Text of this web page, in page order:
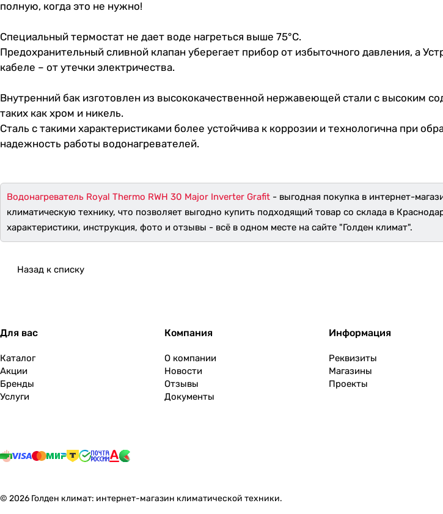
полную, когда это не нужно!
Специальный термостат не дает воде нагреться выше 75°C.
Предохранительный сливной клапан уберегает прибор от избыточного давления, а
кабеле – от утечки электричества.
Внутренний бак изготовлен из высококачественной нержавеющей стали с высоким
таких как хром и никель.
Сталь с такими характеристиками более устойчива к коррозии и технологична при
надежность работы водонагревателей.
Водонагреватель Royal Thermo RWH 30 Major Inverter Grafit - выгодная покупка в интернет-
климатическую технику, что позволяет выгодно купить подходящий товар со склада в
характеристики, инструкция, фото и отзывы - всё в одном месте на сайте "Голден климат".
Назад к списку
Для вас
Каталог
Акции
Бренды
Услуги
Компания
О компании
Новости
Отзывы
Документы
Информация
Реквизиты
Магазины
Проекты
© 2026 Голден климат: интернет-магазин климатической техники.